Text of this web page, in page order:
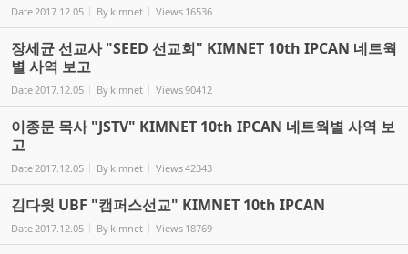
Date2017.12.05 By kimnet Views 16536
장세균 선교사 "SEED 선교회" KIMNET 10th IPCAN 네트웍
별 사역 보고
Date2017.12.05 By kimnet Views90412
이종문 목사 "JSTV" KIMNET 10th IPCAN 네트웍별 사역 보
고
Date2017.12.05 By kimnet Views42343
김다윗 UBF "캠퍼스선교" KIMNET 10th IPCAN
Date2017.12.05 By kimnet Views 18769